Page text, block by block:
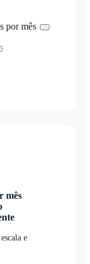
por mês
mês
e